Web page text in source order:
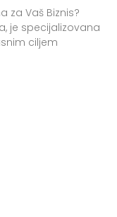
za Vaš Biznis?
je specijalizovana
ciljem